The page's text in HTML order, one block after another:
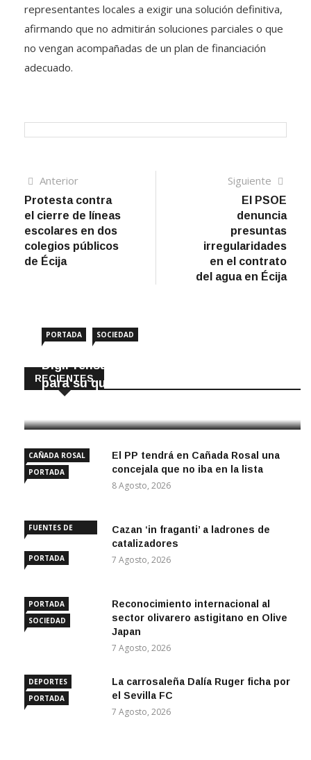
representantes locales a exigir una solución definitiva,
afirmando que no admitirán soluciones parciales o que
no vengan acompañadas de un plan de financiación
adecuado.
Navegación
de
entradas
AnteriorArtículo
anterior
Protesta contra
el cierre de líneas
escolares en dos
colegios públicos
de Écija
Siguiente
El PSOE
denuncia
presuntas
irregularidades
en el contrato
del agua en Écija
RECIENTES
PORTADA SOCIEDAD
DigiPrensa selecciona a Écija al Día
para su quiosco mundial
CAÑADA ROSAL
PORTADA
El PP tendrá en Cañada Rosal una
concejala que no iba en la lista
8 Agosto, 2026
FUENTES DE
PORTADA
Cazan ‘in fraganti’ a ladrones de
catalizadores
7 Agosto, 2026
PORTADA
SOCIEDAD
Reconocimiento internacional al
sector olivarero astigitano en Olive
Japan
7 Agosto, 2026
DEPORTES
PORTADA
La carrosaleña Dalía Ruger ficha por
el Sevilla FC
7 Agosto, 2026